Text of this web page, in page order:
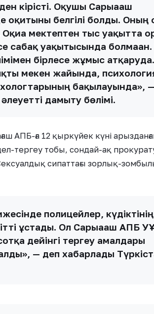
кірісті. Оқушы Сарыағаш
оқитыны белгілі болды. Оның
мектептен тыс уақытта
сабақ уақытысында болмаған.
бірлесе жұмыс
мекен жайында,
бақылауында»,
дамыту бөлімі.
АПБ-ға 12 қыркүйек күні
тергеу тобы, сондай-ақ
сипаттағы зорлық-
полицейлер,
ұстады. Ол Сарыағаш АПБ
дейінгі тергеу амалдары
— деп хабарлады